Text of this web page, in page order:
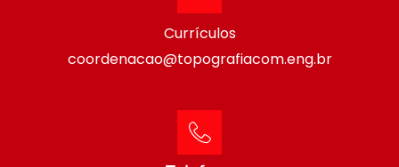
Currículos
coordenacao@topografiacom.eng.br